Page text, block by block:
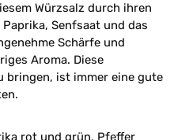
Würzsalz durch ihren
Senfsaat und das
Schärfe und
Aroma. Diese
bringen, ist immer eine gute
rot und grün, Pfeffer